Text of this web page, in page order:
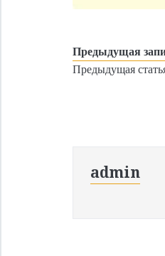
Предыдущая
Предыдущая
admin